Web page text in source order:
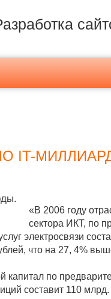
IT-
«В 2006 году
сектора ИКТ, по
электросвязи
что на 27, 4%
капитал по
составит 110